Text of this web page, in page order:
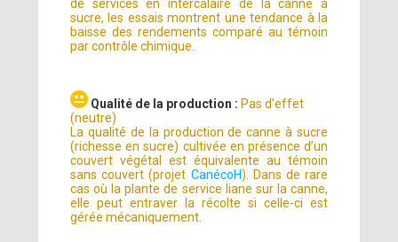
de services en intercalaire de la canne à
sucre, les essais montrent une tendance à la
baisse des rendements comparé au témoin
par contrôle chimique.
Qualité de la production : Pas d'effet
(neutre)
La qualité de la production de canne à sucre
(richesse en sucre) cultivée en présence d’un
couvert végétal est équivalente au témoin
sans couvert (projet CanécoH). Dans de rare
cas où la plante de service liane sur la canne,
elle peut entraver la récolte si celle-ci est
gérée mécaniquement.